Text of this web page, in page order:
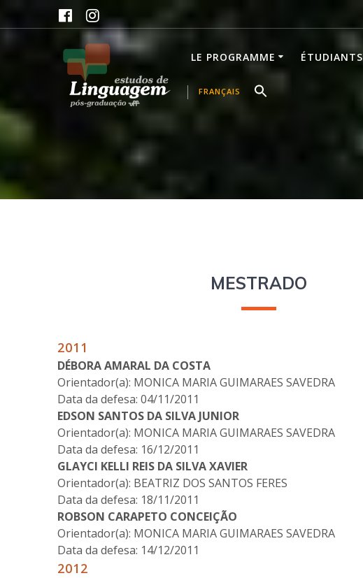
to
LE PROGRAMME ÉTUDIANTS
FRANÇAIS
MESTRADO
2011
DÉBORA AMARAL DA COSTA
Orientador(a): MONICA MARIA GUIMARAES SAVEDRA
Data da defesa: 04/11/2011
EDSON SANTOS DA SILVA JUNIOR
Orientador(a): MONICA MARIA GUIMARAES SAVEDRA
Data da defesa: 16/12/2011
GLAYCI KELLI REIS DA SILVA XAVIER
Orientador(a): BEATRIZ DOS SANTOS FERES
Data da defesa: 18/11/2011
ROBSON CARAPETO CONCEIÇÃO
Orientador(a): MONICA MARIA GUIMARAES SAVEDRA
Data da defesa: 14/12/2011
2012